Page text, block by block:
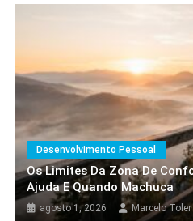
Metas Realistas:
E Sair Do Lugar
agosto 5, 2026
Desenvolvimento Pessoal
Os Limites Da Zona De
Ajuda E Quando Machuca
agosto 1, 2026 Marcelo Toler